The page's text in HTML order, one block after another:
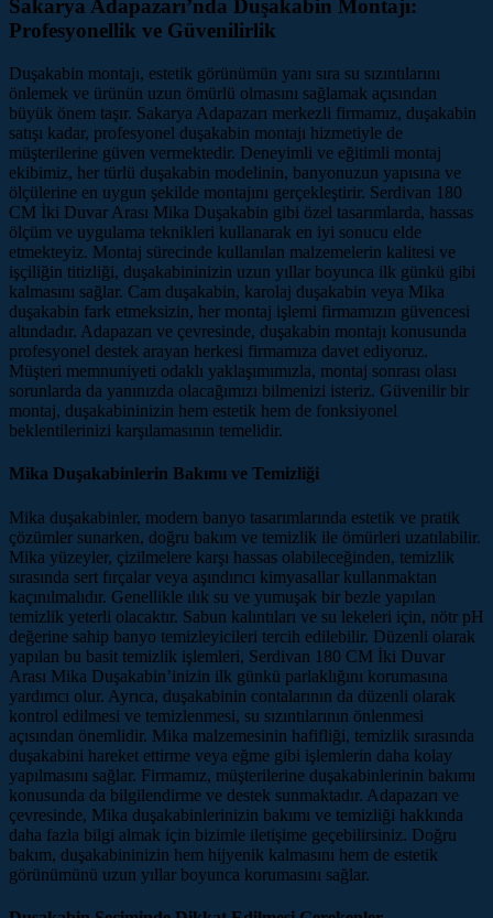
Sakarya Adapazarı’nda Duşakabin Montajı:
Profesyonellik ve Güvenilirlik
Duşakabin montajı, estetik görünümün yanı sıra su sızıntılarını
önlemek ve ürünün uzun ömürlü olmasını sağlamak açısından
büyük önem taşır. Sakarya Adapazarı merkezli firmamız, duşakabin
satışı kadar, profesyonel duşakabin montajı hizmetiyle de
müşterilerine güven vermektedir. Deneyimli ve eğitimli montaj
ekibimiz, her türlü duşakabin modelinin, banyonuzun yapısına ve
ölçülerine en uygun şekilde montajını gerçekleştirir. Serdivan 180
CM İki Duvar Arası Mika Duşakabin gibi özel tasarımlarda, hassas
ölçüm ve uygulama teknikleri kullanarak en iyi sonucu elde
etmekteyiz. Montaj sürecinde kullanılan malzemelerin kalitesi ve
işçiliğin titizliği, duşakabininizin uzun yıllar boyunca ilk günkü gibi
kalmasını sağlar. Cam duşakabin, karolaj duşakabin veya Mika
duşakabin fark etmeksizin, her montaj işlemi firmamızın güvencesi
altındadır. Adapazarı ve çevresinde, duşakabin montajı konusunda
profesyonel destek arayan herkesi firmamıza davet ediyoruz.
Müşteri memnuniyeti odaklı yaklaşımımızla, montaj sonrası olası
sorunlarda da yanınızda olacağımızı bilmenizi isteriz. Güvenilir bir
montaj, duşakabininizin hem estetik hem de fonksiyonel
beklentilerinizi karşılamasının temelidir.
Mika Duşakabinlerin Bakımı ve Temizliği
Mika duşakabinler, modern banyo tasarımlarında estetik ve pratik
çözümler sunarken, doğru bakım ve temizlik ile ömürleri uzatılabilir.
Mika yüzeyler, çizilmelere karşı hassas olabileceğinden, temizlik
sırasında sert fırçalar veya aşındırıcı kimyasallar kullanmaktan
kaçınılmalıdır. Genellikle ılık su ve yumuşak bir bezle yapılan
temizlik yeterli olacaktır. Sabun kalıntıları ve su lekeleri için, nötr pH
değerine sahip banyo temizleyicileri tercih edilebilir. Düzenli olarak
yapılan bu basit temizlik işlemleri, Serdivan 180 CM İki Duvar
Arası Mika Duşakabin’inizin ilk günkü parlaklığını korumasına
yardımcı olur. Ayrıca, duşakabinin contalarının da düzenli olarak
kontrol edilmesi ve temizlenmesi, su sızıntılarının önlenmesi
açısından önemlidir. Mika malzemesinin hafifliği, temizlik sırasında
duşakabini hareket ettirme veya eğme gibi işlemlerin daha kolay
yapılmasını sağlar. Firmamız, müşterilerine duşakabinlerinin bakımı
konusunda da bilgilendirme ve destek sunmaktadır. Adapazarı ve
çevresinde, Mika duşakabinlerinizin bakımı ve temizliği hakkında
daha fazla bilgi almak için bizimle iletişime geçebilirsiniz. Doğru
bakım, duşakabininizin hem hijyenik kalmasını hem de estetik
görünümünü uzun yıllar boyunca korumasını sağlar.